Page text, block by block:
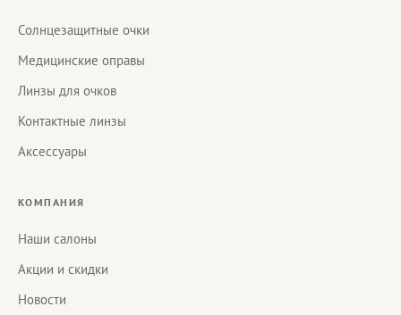
Солнцезащитные очки
Медицинские оправы
Линзы для очков
Контактные линзы
Аксессуары
КОМПАНИЯ
Наши салоны
Акции и скидки
Новости